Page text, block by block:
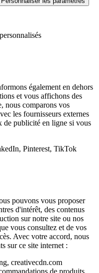
également en dehors
et vous affichons des
nous comparons vos
les fournisseurs externes
de publicité en ligne si vous
Pinterest, TikTok
pouvons vous proposer
d'intérêt, des contenus
sur notre site ou nos
vous consultez et de vos
Avec votre accord, nous
sur ce site internet :
creativecdn.com
de produits